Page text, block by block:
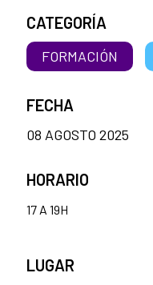
CATEGORÍA
FORMACIÓN
FECHA
08 AGOSTO 2025
HORARIO
17 A 19H
LUGAR